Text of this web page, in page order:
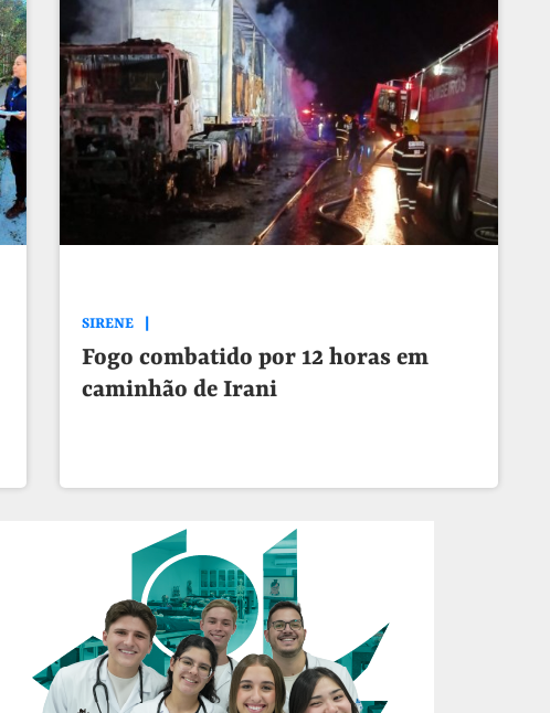
SIRENE
Fogo combatido por 12 horas em
caminhão de Irani